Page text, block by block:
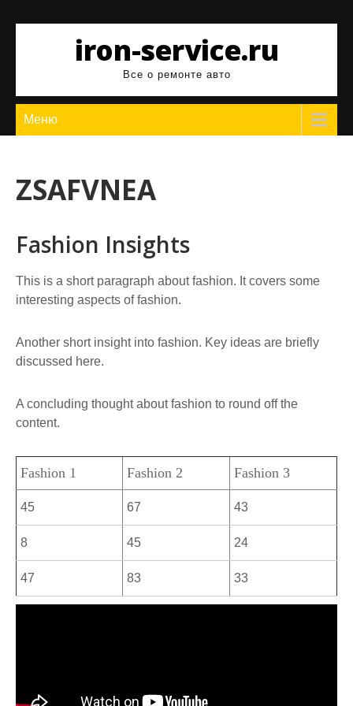
содержимомуiron-service.ru
Все о ремонте авто
Меню
ZSAFVNEA
Fashion Insights
This is a short paragraph about fashion. It covers some
interesting aspects of fashion.
Another short insight into fashion. Key ideas are briefly
discussed here.
A concluding thought about fashion to round off the
content.
Fashion 1 Fashion 2 Fashion 3
45 67 43
8 45 24
47 83 33